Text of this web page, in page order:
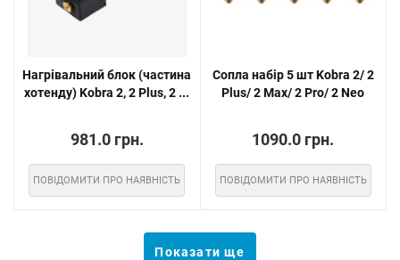
Нагрівальний блок (частина
хотенду) Kobra 2, 2 Plus, 2 ...
981.0 грн.
ПОВІДОМИТИ ПРО НАЯВНІСТЬ
Сопла набір 5 шт Kobra 2/ 2
Plus/ 2 Max/ 2 Pro/ 2 Neo
1090.0 грн.
ПОВІДОМИТИ ПРО НАЯВНІСТЬ
Показати ще